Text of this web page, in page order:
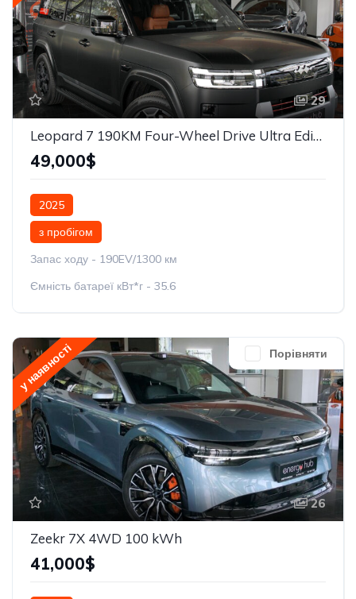
29
Leopard 7 190KM Four-Wheel Drive Ultra Edition
49,000$
2025
з пробігом
Запас ходу - 190EV/1300 км
Ємність батареї кВт*г - 35.6
Порівняти
у наявності
26
Zeekr 7X 4WD 100 kWh
41,000$